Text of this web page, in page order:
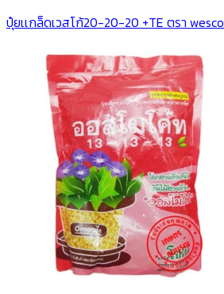
ปุ๋ยเเกล็ดเวสโก้20-20-20 +TE ตรา wesco